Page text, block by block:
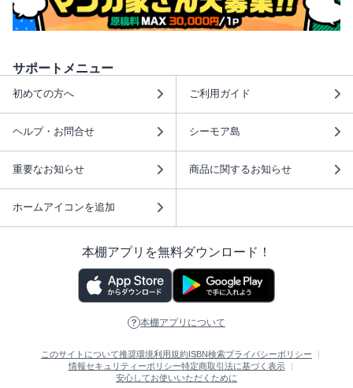
サポートメニュー
初めての方へ ご利用ガイド
ヘルプ・お問合せ シーモア島
重要なお知らせ 商品に関するお知らせ
ホームアイコンを追加
本棚アプリを無料ダウンロード！
本棚アプリについて
このサイトについて推奨環境利用規約 ISBN検索プライバシーポリシー
情報セキュリティーポリシー特定商取引法に基づく表示
安心してお使いいただくために